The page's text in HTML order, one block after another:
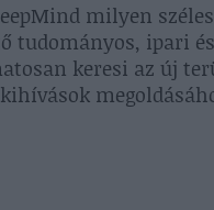
milyen
tudományos, ipari
keresi az új